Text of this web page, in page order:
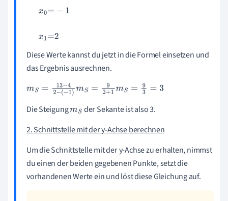
13x0=- 1x 1=
Diese Werte kannst du jetzt in die Formel einsetzen und
das Ergebnis ausrechnen.
mS= 13 42-(-1)mS=92+ 1mS=93= 3
Die SteigungmS der Sekante ist also 3.
2. Schnittstelle mit der y-Achse berechnen
Um die Schnittstelle mit der y-Achse zu erhalten, nimmst
du einen der beiden gegebenen Punkte, setzt die
vorhandenen Werte ein und löst diese Gleichung auf.